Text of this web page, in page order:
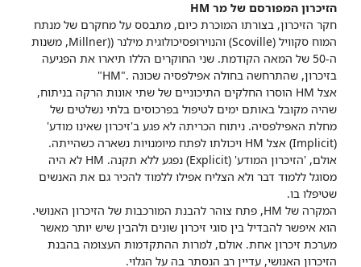
הזיכרון המפורסם של מר HM
חקר הזיכרון, בצורתו המוכרת כיום, מתבסס על מחקרם של מנתח
המוח סקוויל (Scoville) והנוירופסיכולוגית מילנר ((Millner
, משנות
ה-50 של המאה הקודמת. שני החוקרים הללו תיארו את הפגיעה
בזיכרון, שהתרחשה בחולה אפילפסיה שכונה ."HM"
אצל HM הוסרו החלקים התיכוניים של שתי אונות הרקה בניתוח,
שהיה מקובל באותם ימים לטיפול בפרכוסים בלתי נשלטים של
מחלת האפילפסיה. ניתוח הכריתה לא פגע ב'זיכרון שאינו מודע'
(
Implicit) אצל HM ויכולתו לפתח מיומנויות נשארה כשהייתה.
אולם, 'הזיכרון המודע' (Explicit
) נפגע ללא תקנה. HM לא היה
מסוגל ללמוד דבר ולא הצליח אפילו ללמוד להכיר גם את האנשים
שטיפלו בו.
המקרה של HM, פתח צוהר להבנת המורכבות של הזיכרון האנושי.
הוא איפשר להבדיל בין סוגי זיכרון שונים ולהבין שיש יותר מאשר
מערכת זיכרון אחת. אולם, למרות ההתקדמות העצומה בהבנת
הזיכרון האנושי, עדיין רב הנסתר בה על הגלוי.